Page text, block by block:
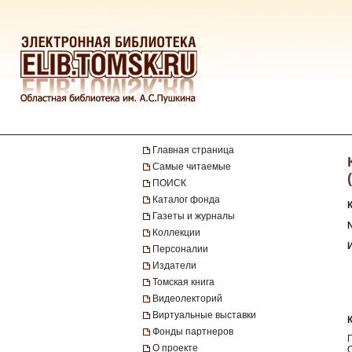
Главная страница
Самые читаемые
ПОИСК
Каталог фонда
Газеты и журналы
Коллекции
Персоналии
Издатели
Томская книга
Видеолекторий
Виртуальные выставки
Фонды партнеров
О проекте